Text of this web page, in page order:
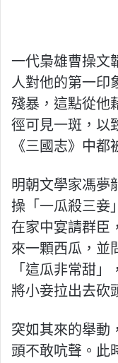
一代梟雄曹操文
人對他的第一印
殘暴，這點從他
徑可見一斑，以
《三國志》中都
明朝文學家馮夢
操「一瓜殺三妾
在家中宴請群臣
來一顆西瓜，並
「這瓜非常甜
將小妾拉出去砍
突如其來的舉動
頭不敢吭聲。此